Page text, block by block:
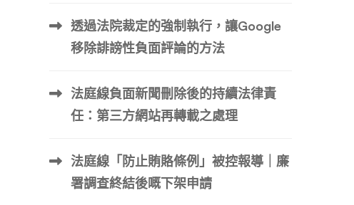
透過法院裁定的強制執行，讓Google
移除誹謗性負面評論的方法
法庭線負面新聞刪除後的持續法律責
任：第三方網站再轉載之處理
法庭線「防止賄賂條例」被控報導｜廉
署調查終結後嘅下架申請